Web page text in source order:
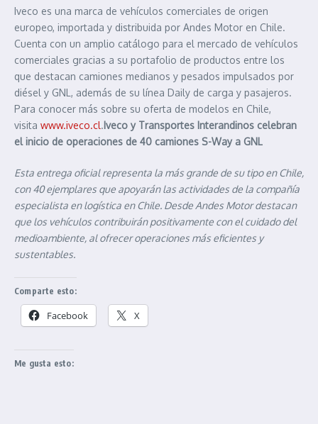
Iveco es una marca de vehículos comerciales de origen
europeo, importada y distribuida por Andes Motor en Chile.
Cuenta con un amplio catálogo para el mercado de vehículos
comerciales gracias a su portafolio de productos entre los
que destacan camiones medianos y pesados impulsados por
diésel y GNL, además de su línea Daily de carga y pasajeros.
Para conocer más sobre su oferta de modelos en Chile,
visita www.iveco.cl.Iveco y Transportes Interandinos celebran
el inicio de operaciones de 40 camiones S-Way a GNL
Esta entrega oficial representa la más grande de su tipo en Chile,
con 40 ejemplares que apoyarán las actividades de la compañía
especialista en logística en Chile. Desde Andes Motor destacan
que los vehículos contribuirán positivamente con el cuidado del
medioambiente, al ofrecer operaciones más eficientes y
sustentables.
Comparte esto:
Facebook X
Me gusta esto: